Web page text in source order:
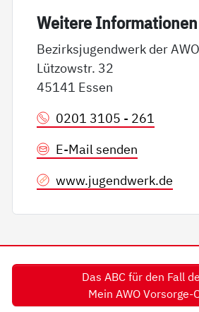
Wei­te­re In­for­ma­tio­nen
Bezirksjugendwerk der
Lützowstr. 32
45141 Essen
0201 3105 - 261
E-Mail senden
www.jugendwerk.de
Das ABC für den Fall
Mein AWO Vorsorge-